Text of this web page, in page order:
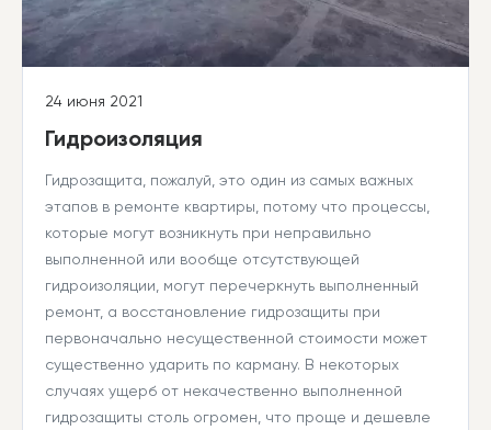
24 июня 2021
Гидроизоляция
Гидрозащита, пожалуй, это один из самых важных
этапов в ремонте квартиры, потому что процессы,
которые могут возникнуть при неправильно
выполненной или вообще отсутствующей
гидроизоляции, могут перечеркнуть выполненный
ремонт, а восстановление гидрозащиты при
первоначально несущественной стоимости может
существенно ударить по карману. В некоторых
случаях ущерб от некачественно выполненной
гидрозащиты столь огромен, что проще и дешевле